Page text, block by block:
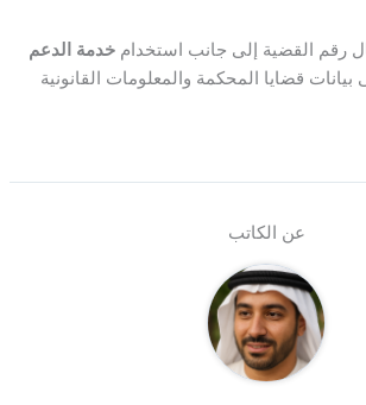
رقم القضية إلى جانب استخدام خدمة الدعم
قضايا المحكمة والمعلومات القانونية
عن الكاتب